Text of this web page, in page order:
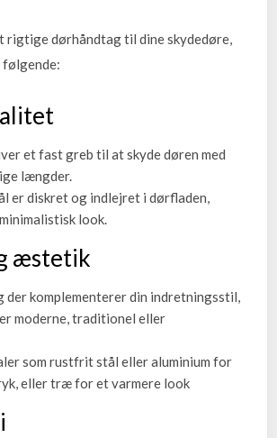
rigtige dørhåndtag til dine skydedøre,
et fast greb til at skyde døren med
længder.
er diskret og indlejret i dørfladen,
look.
æstetik
der komplementerer din indretningsstil,
moderne, traditionel eller
som rustfrit stål eller aluminium for
eller træ for et varmere look